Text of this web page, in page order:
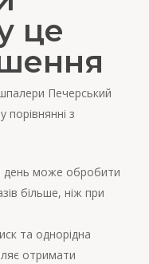
це
Печерський
з
день може обробити
більше, ніж при
та однорідна
отримати